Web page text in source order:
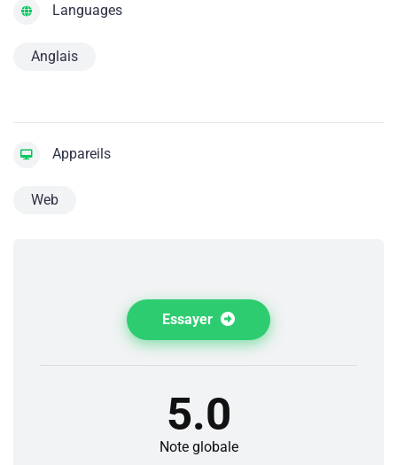
Languages
Anglais
Appareils
Web
Essayer
5.0
Note globale